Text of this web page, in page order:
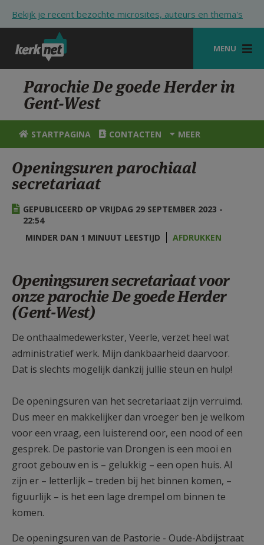
Bekijk je recent bezochte microsites, auteurs en thema's
MENU
STARTPAGINA
KERK
VIERINGEN
ZOEKEN
HULP
STARTPAGINA PORTAAL
AANMELDEN OF REGISTREREN
Parochie De goede Herder in
Gent-West
STARTPAGINA CONTACTEN MEER
Openingsuren parochiaal
secretariaat
GEPUBLICEERD OP VRIJDAG 29 SEPTEMBER 2023 -
22:54
MINDER DAN 1 MINUUT LEESTIJD
AFDRUKKEN
Openingsuren secretariaat voor
onze parochie De goede Herder
(Gent-West)
De onthaalmedewerkster, Veerle, verzet heel wat
administratief werk. Mijn dankbaarheid daarvoor.
Dat is slechts mogelijk dankzij jullie steun en hulp!
De openingsuren van het secretariaat zijn verruimd.
Dus meer en makkelijker dan vroeger ben je welkom
voor een vraag, een luisterend oor, een nood of een
gesprek. De pastorie van Drongen is een mooi en
groot gebouw en is – gelukkig – een open huis. Al
zijn er – letterlijk – treden bij het binnen komen, –
figuurlijk – is het een lage drempel om binnen te
komen.
De openingsuren van de Pastorie - Oude-Abdijstraat